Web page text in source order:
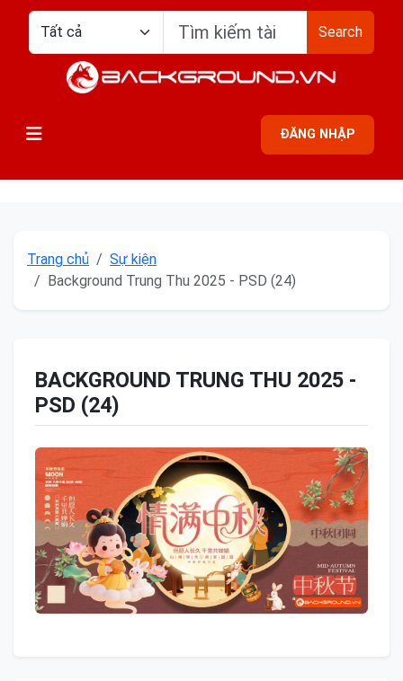
Search
ĐĂNG NHẬP
Trang chủ
Sự kiện
Background Trung Thu 2025 - PSD (24)
BACKGROUND TRUNG THU 2025 -
PSD (24)